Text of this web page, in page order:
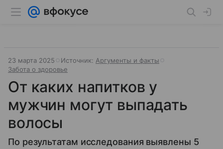
23 марта 2025 Источник: Аргументы и факты
Забота о здоровье
От каких напитков у
мужчин могут выпадать
волосы
По результатам исследования выявлены 5